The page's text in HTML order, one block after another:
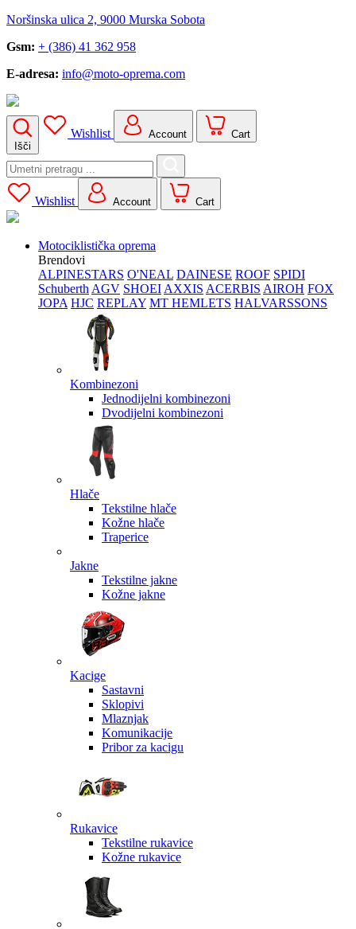
Noršinska ulica 2, 9000 Murska Sobota
Gsm: + (386) 41 362 958
E-adresa: info@moto-oprema.com
Išči
Wishlist Account Cart
Search
for:
Wishlist
Account Cart
Motociklistička oprema
Brendovi
ALPINESTARS O'NEAL DAINESE ROOF SPIDI
Schuberth AGV SHOEI AXXIS ACERBIS AIROH FOX
JOPA HJC REPLAY MT HEMLETS HALVARSSONS
Kombinezoni
Jednodijelni kombinezoni
Dvodijelni kombinezoni
Hlače
Tekstilne hlače
Kožne hlače
Traperice
Jakne
Tekstilne jakne
Kožne jakne
Kacige
Sastavni
Sklopivi
Mlaznjak
Komunikacije
Pribor za kacigu
Rukavice
Tekstilne rukavice
Kožne rukavice